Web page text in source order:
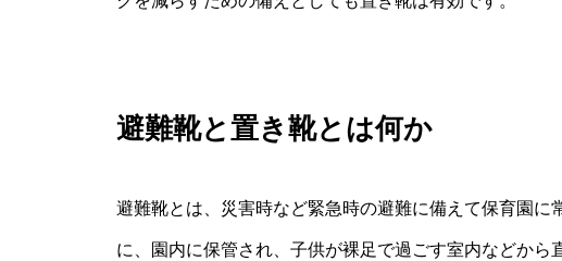
避難靴と置き靴とは何か
避難靴とは、災害時など緊急時の避難に備えて保育園に
に、園内に保管され、子供が裸足で過ごす室内などから